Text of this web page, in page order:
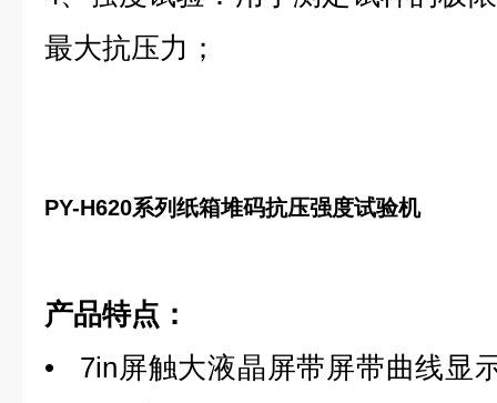
最大抗压力；
PY-H620系列纸箱堆码抗压强度试验机
产品特点：
• 7in屏触大液晶屏带屏带曲线显